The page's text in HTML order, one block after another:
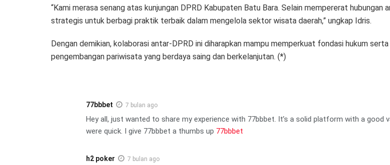
“Kami merasa senang atas kunjungan DPRD Kabupaten Batu Bara. Selain mempererat
strategis untuk berbagi praktik terbaik dalam mengelola sektor wisata daerah,” ungkap Idris.
Dengan demikian, kolaborasi antar-DPRD ini diharapkan mampu memperkuat fondasi hukum
pengembangan pariwisata yang berdaya saing dan berkelanjutan. (*)
77bbbet 7 bulan ago
Hey all, just wanted to share my experience with 77bbbet. It’s a solid platform with a
were quick. I give 77bbbet a thumbs up 77bbbet
h2 poker 7 bulan ago